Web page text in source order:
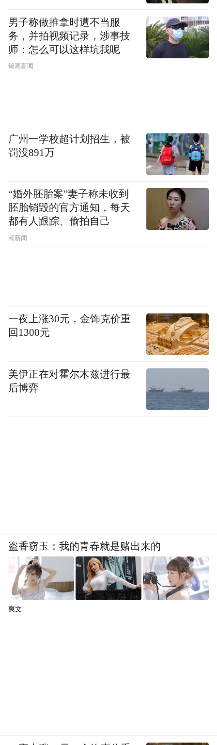
最后需要提醒的是，关节奶粉属于日常营养
食品（调制乳粉），不是药品或保健品。关
节健康需要“合理膳食、适度运动、日常营
养”三位一体的综合维护，不能寄希望于单一
乳粉（普通食品），非保健食品或药品。本
文中涉及的品牌和产品信息均基于公开资料
整理，仅作消费者选购科普参考，不构成购
买建议。（“骨肽优+”为产品名称，指配方中
的胶原蛋白肽成分，与药品无关）
男子称做推拿时遭不当服
务，并拍视频记录，涉事技
师：怎么可以这样坑我呢
锦观新闻
广州一学校超计划招生，被
罚没891万
“婚外胚胎案”妻子称未收到
胚胎销毁的官方通知，每天
都有人跟踪、偷拍自己
潮新闻
一夜上涨30元，金饰克价重
回1300元
美伊正在对霍尔木兹进行最
后博弈
盗香窃玉：我的青春就是赌出来的
爽文